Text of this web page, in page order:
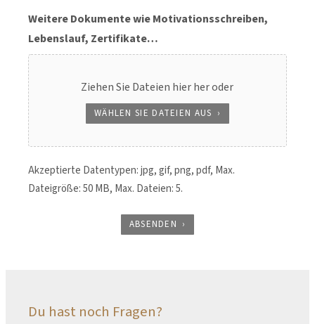
Weitere Dokumente wie Motivationsschreiben,
Lebenslauf, Zertifikate…
Ziehen Sie Dateien hier her oder
WÄHLEN SIE DATEIEN AUS
Akzeptierte Datentypen: jpg, gif, png, pdf, Max.
Dateigröße: 50 MB, Max. Dateien: 5.
ABSENDEN
Du hast noch Fragen?